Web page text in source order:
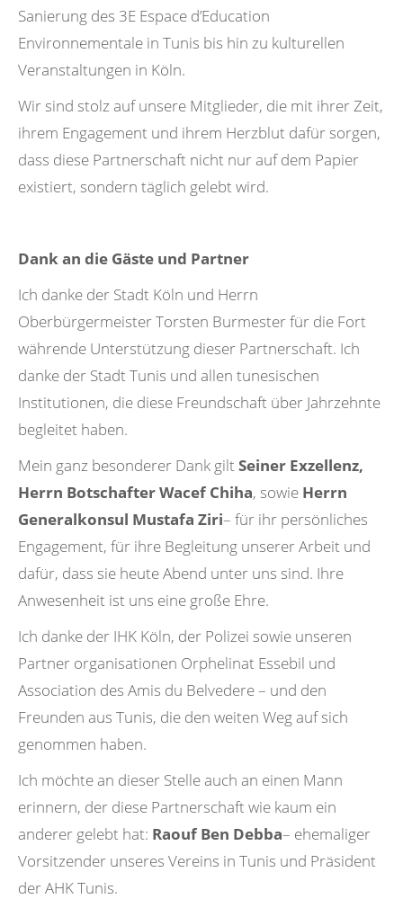
Sanierung des 3E Espace d’Education
Environnementale in Tunis bis hin zu kulturellen
Veranstaltungen in Köln.
Wir sind stolz auf unsere Mitglieder, die mit ihrer Zeit,
ihrem Engagement und ihrem Herzblut dafür sorgen,
dass diese Partnerschaft nicht nur auf dem Papier
existiert, sondern täglich gelebt wird.
Dank an die Gäste und Partner
Ich danke der Stadt Köln und Herrn
Oberbürgermeister Torsten Burmester für die Fort
währende Unterstützung dieser Partnerschaft. Ich
danke der Stadt Tunis und allen tunesischen
Institutionen, die diese Freundschaft über Jahrzehnte
begleitet haben.
Mein ganz besonderer Dank giltSeiner Exzellenz,
Herrn Botschafter Wacef Chiha, sowie Herrn
Generalkonsul Mustafa Ziri– für ihr persönliches
Engagement, für ihre Begleitung unserer Arbeit und
dafür, dass sie heute Abend unter uns sind. Ihre
Anwesenheit ist uns eine große Ehre.
Ich danke der IHK Köln, der Polizei sowie unseren
Partner organisationen Orphelinat Essebil und
Association des Amis du Belvedere – und den
Freunden aus Tunis, die den weiten Weg auf sich
genommen haben.
Ich möchte an dieser Stelle auch an einen Mann
erinnern, der diese Partnerschaft wie kaum ein
anderer gelebt hat: Raouf Ben Debba– ehemaliger
Vorsitzender unseres Vereins in Tunis und Präsident
der AHK Tunis.